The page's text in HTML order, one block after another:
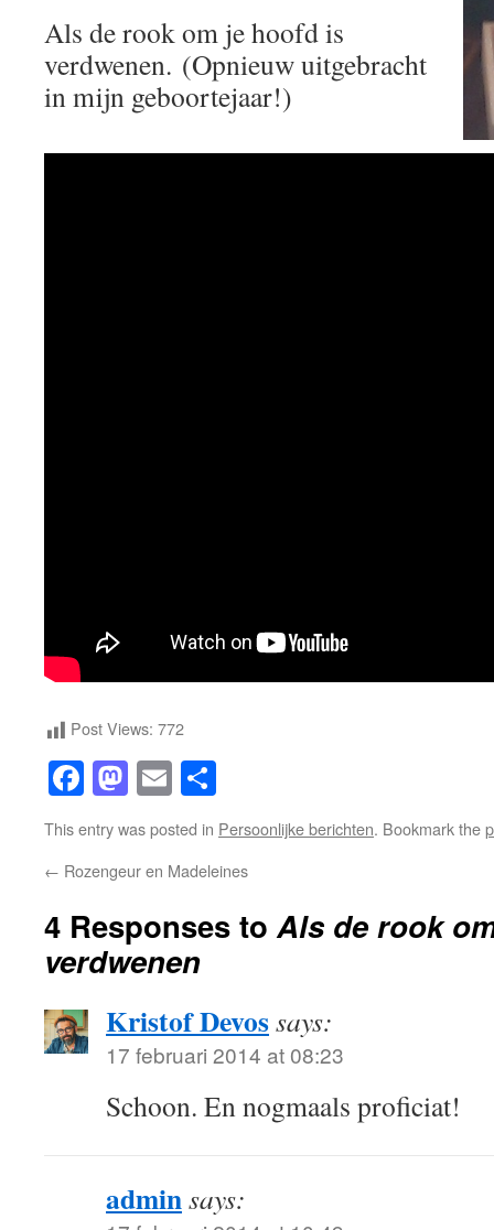
Als de rook om je hoofd is
verdwenen. (Opnieuw uitgebracht
in mijn geboortejaar!)
Post Views: 772
Facebook
Mastodon
Email
This entry was posted in Persoonlijke berichten. Bookmark the
← Rozengeur en Madeleines
4 Responses to Als de rook
verdwenen
Kristof Devossays:
17 februari 2014 at 08:23
Schoon. En nogmaals proficiat!
adminsays: